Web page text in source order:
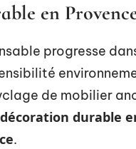
en
progresse
de mobilier
durable
.